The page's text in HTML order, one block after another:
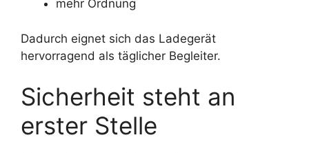
mehr Ordnung
Dadurch eignet sich das Ladegerät
hervorragend als täglicher Begleiter.
Sicherheit steht an
erster Stelle